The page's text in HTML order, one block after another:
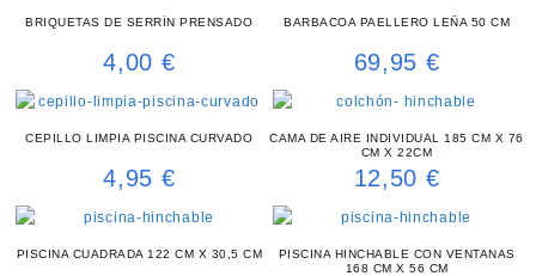
BRIQUETAS DE SERRÍN PRENSADO
4,00 €
BARBACOA PAELLERO LEÑA 50 CM
69,95 €
CEPILLO LIMPIA PISCINA CURVADO
4,95 €
CAMA DE AIRE INDIVIDUAL 185 CM X 76
CM X 22CM
12,50 €
PISCINA CUADRADA 122 CM X 30,5 CM
PISCINA HINCHABLE CON VENTANAS
168 CM X 56 CM